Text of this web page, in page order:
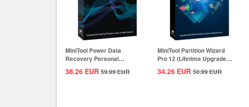
MiniTool Power Data
Recovery Personal
Standard CD Key Global
38.26 EUR 59.99EUR
MiniTool Partition Wizard
Pro 12 (Lifetime Upgrade)
34.26 EUR 50.99EUR